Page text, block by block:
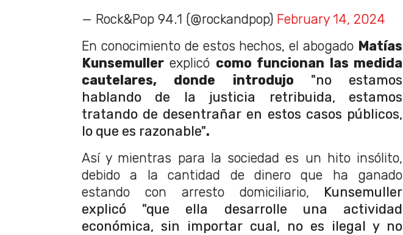
— Rock&Pop 94.1 (@rockandpop) February 14, 2024
En conocimiento de estos hechos, el abogado Matías
Kunsemuller explicó como funcionan las medida
cautelares, donde introdujo "no estamos
hablando de la justicia retribuida, estamos
tratando de desentrañar en estos casos públicos,
lo que es razonable".
Así y mientras para la sociedad es un hito insólito,
debido a la cantidad de dinero que ha ganado
estando con arresto domiciliario, Kunsemuller
explicó "que ella desarrolle una actividad
económica, sin importar cual, no es ilegal y no